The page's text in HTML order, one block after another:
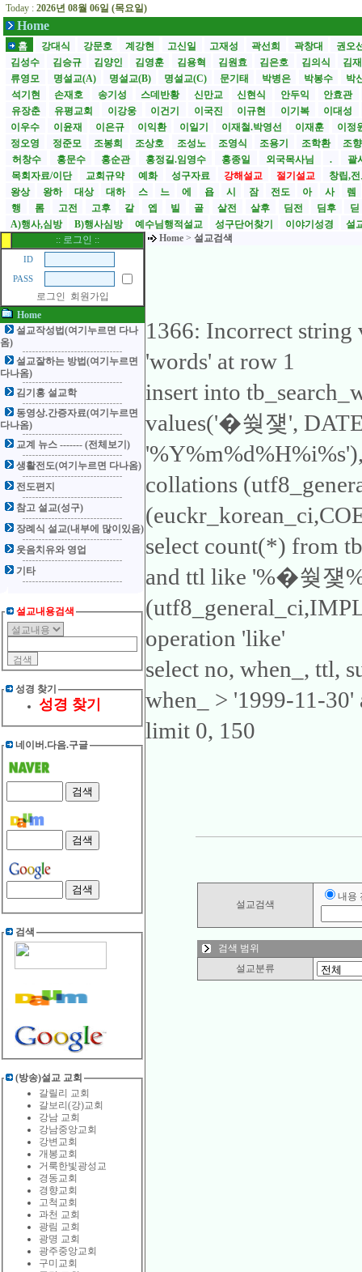
Today : 2026년 08월 06일 (목요일)
Home
홈 강대식 강문호 계강현 고신일 고재성 곽선희 곽창대
권오
김성수
김승규 김양인 김영훈 김용혁 김원효 김은호 김의식
김
류영모
명설교(A) 명설교(B) 명설교(C) 문기태 박병은 박봉수
박
석기현
손재호 송기성 스데반황 신만교 신현식 안두익
안효관
유장춘
유평교회 이강웅 이건기 이국진 이규현 이기복
이대성
이우수
이윤재 이은규 이익환 이일기 이재철.박영선 이재훈
이정
정오영
정준모 조봉희 조상호 조성노 조영식 조용기 조학환
조
허창수
홍문수 홍순관 홍정길.임영수 홍종일 외국목사님 .
괄
목회자료/이단
교회규약 예화 성구자료 강해설교 절기설교
창립,
왕상
왕하 대상 대하 스 느 에 욥 시 잠 전도 아 사
렘
행
롬 고전 고후 갈 엡 빌 골 살전 살후 딤전 딤후
딛
A)행사,심방
B)행사심방 예수님행적설교 성구단어찾기 이야기성경
설
:: 로그인 ::
ID
PASS
로그인
회원가입
Home
설교작성법(여기누르면 다나
옴)
설교잘하는 방법(여기누르면
다나옴)
김기홍 설교학
동영상.간증자료(여기누르면
다나옴)
교계 뉴스 ------- (전체보기)
생활전도(여기누르면 다나옴)
전도편지
참고 설교(성구)
장례식 설교(내부에 많이있음)
웃음치유와 영업
기타
설교내용검색
성경 찾기
성경 찾기
네이버.다음.구글
검색
(방송)설교 교회
갈릴리 교회
갈보리(강)교회
강남 교회
강남중앙교회
강변교회
개봉교회
거룩한빛광성교
경동교회
경향교회
고척교회
과천 교회
광림 교회
광명 교회
광주중앙교회
구미교회
Home > 설교검색
1366: Incorrect
'words' at row 1
insert into
values('�쒖쟻',
collations
select count(*) from
and ttl like '%�쒖쟻
operation 'like'
select no, when_, ttl,
when_ > '1999-11-
limit 0, 150
설교검색
내용
검색 범위
설교분류